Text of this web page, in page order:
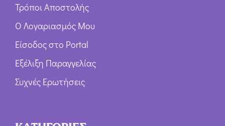
Τρόποι Αποστολής
Ο Λογαριασμός Μου
Είσοδος στο Portal
Εξέλιξη Παραγγελίας
Συχνές Ερωτήσεις